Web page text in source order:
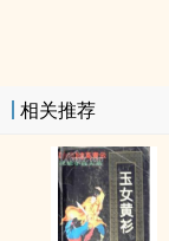
相关推荐